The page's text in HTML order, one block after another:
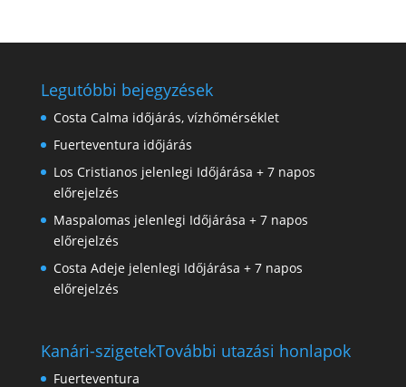
Legutóbbi bejegyzések
Costa Calma időjárás, vízhőmérséklet
Fuerteventura időjárás
Los Cristianos jelenlegi Időjárása + 7 napos
előrejelzés
Maspalomas jelenlegi Időjárása + 7 napos
előrejelzés
Costa Adeje jelenlegi Időjárása + 7 napos
előrejelzés
Kanári-szigetek
Fuerteventura
További utazási honlapok